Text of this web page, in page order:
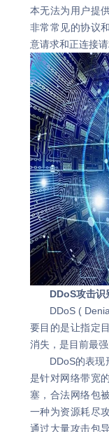
本无法为用户提
非常常见的协议
意请求和正连接
DDoS攻击识
DDoS ( Denial
要目的是让指定
消失，是目前最
DDoS的表现形
是针对网络带宽
塞，合法网络包
一种为资源耗尽
通过大量攻击包